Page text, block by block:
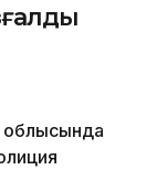
облысында